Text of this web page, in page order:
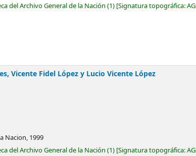
del Archivo General de la Nación (1) Signatura topográfica:
Vicente Fidel López y Lucio Vicente López
Nacion, 1999
del Archivo General de la Nación (1) Signatura topográfica: